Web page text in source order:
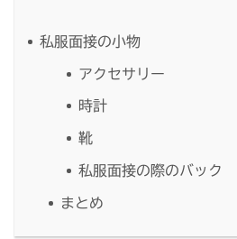
私服面接の小物
アクセサリー
時計
靴
私服面接の際のバック
まとめ